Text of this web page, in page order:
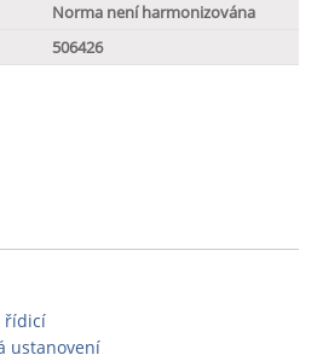
Norma není harmonizována
506426
řídicí
ustanovení